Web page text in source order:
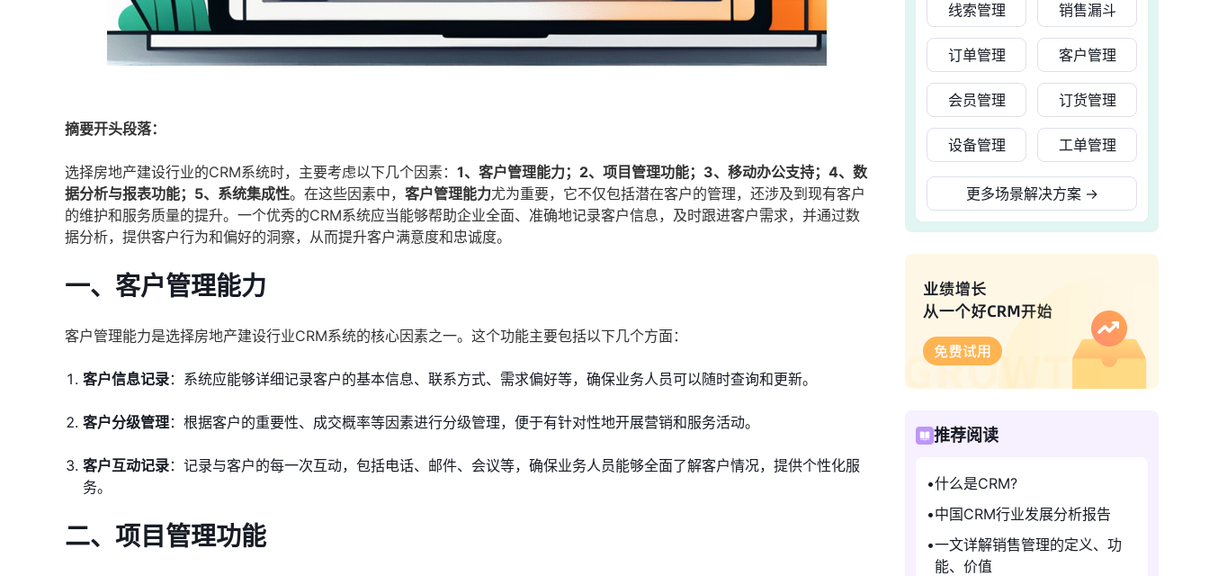
摘要开头段落：
选择房地产建设行业的CRM系统时，主要考虑以下几个因素： 1、客户管理能力；2、项目管理功能；3、移动办公支持；4、数
据分析与报表功能；5、系统集成性。在这些因素中， 客户管理能力尤为重要，它不仅包括潜在客户的管理，还涉及到现有客户
的维护和服务质量的提升。一个优秀的CRM系统应当能够帮助企业全面、准确地记录客户信息，及时跟进客户需求，并通过数
据分析，提供客户行为和偏好的洞察，从而提升客户满意度和忠诚度。
一、客户管理能力
客户管理能力是选择房地产建设行业CRM系统的核心因素之一。这个功能主要包括以下几个方面：
客户信息记录：系统应能够详细记录客户的基本信息、联系方式、需求偏好等，确保业务人员可以随时查询和更新。
客户分级管理：根据客户的重要性、成交概率等因素进行分级管理，便于有针对性地开展营销和服务活动。
客户互动记录：记录与客户的每一次互动，包括电话、邮件、会议等，确保业务人员能够全面了解客户情况，提供个性化服
务。
二、项目管理功能
线索管理 销售漏斗
订单管理 客户管理
会员管理 订货管理
设备管理 工单管理
更多场景解决方案 →
推荐阅读
什么是CRM?
中国CRM行业发展分析报告
一文详解销售管理的定义、功
能、价值